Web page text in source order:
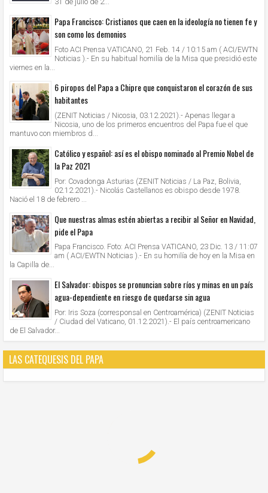
Papa Francisco: Cristianos que caen en la ideología no tienen fe y
son como los demonios
Foto ACI Prensa VATICANO, 21 Feb. 14 / 10:15 am ( ACI/EWTN
Noticias ).- En su habitual homilía de la Misa que presidió este
viernes en la...
6 piropos del Papa a Chipre que conquistaron el corazón de sus
habitantes
(ZENIT Noticias / Nicosia, 03.12.2021).- Apenas llegar a
Nicosia, uno de los primeros encuentros del Papa fue el que
mantuvo con miembros d...
Católico y español: así es el obispo nominado al Premio Nobel de
la Paz 2021
Por: Covadonga Asturias (ZENIT Noticias / La Paz, Bolivia,
02.12.2021).- Nicolás Castellanos es obispo desde 1978.
Nació el 18 de febrero ...
Que nuestras almas estén abiertas a recibir al Señor en Navidad,
pide el Papa
Papa Francisco. Foto: ACI Prensa VATICANO, 23 Dic. 13 / 11:07
am ( ACI/EWTN Noticias ).- En su homilía de hoy en la Misa en
la Capilla de...
El Salvador: obispos se pronuncian sobre ríos y minas en un país
agua-dependiente en riesgo de quedarse sin agua
Por: Iris Soza (corresponsal en Centroamérica) (ZENIT Noticias
/ Ciudad del Vaticano, 01.12.2021).- El país centroamericano
de El Salvador...
LAS CATEQUESIS DEL PAPA